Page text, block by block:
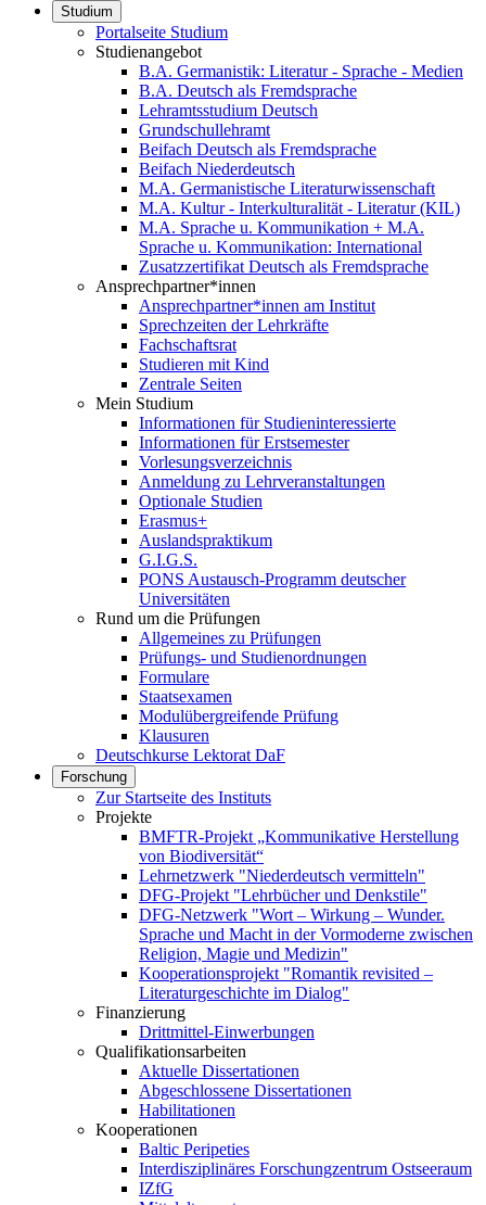
Studium
Portalseite Studium
Studienangebot
B.A. Germanistik: Literatur - Sprache - Medien
B.A. Deutsch als Fremdsprache
Lehramtsstudium Deutsch
Grundschullehramt
Beifach Deutsch als Fremdsprache
Beifach Niederdeutsch
M.A. Germanistische Literaturwissenschaft
M.A. Kultur - Interkulturalität - Literatur (KIL)
M.A. Sprache u. Kommunikation + M.A.
Sprache u. Kommunikation: International
Zusatzzertifikat Deutsch als Fremdsprache
Ansprechpartner*innen
Ansprechpartner*innen am Institut
Sprechzeiten der Lehrkräfte
Fachschaftsrat
Studieren mit Kind
Zentrale Seiten
Mein Studium
Informationen für Studieninteressierte
Informationen für Erstsemester
Vorlesungsverzeichnis
Anmeldung zu Lehrveranstaltungen
Optionale Studien
Erasmus+
Auslandspraktikum
G.I.G.S.
PONS Austausch-Programm deutscher
Universitäten
Rund um die Prüfungen
Allgemeines zu Prüfungen
Prüfungs- und Studienordnungen
Formulare
Staatsexamen
Modulübergreifende Prüfung
Klausuren
Deutschkurse Lektorat DaF
Forschung
Zur Startseite des Instituts
Projekte
BMFTR-Projekt „Kommunikative Herstellung
von Biodiversität“
Lehrnetzwerk "Niederdeutsch vermitteln"
DFG-Projekt "Lehrbücher und Denkstile"
DFG-Netzwerk "Wort – Wirkung – Wunder.
Sprache und Macht in der Vormoderne zwischen
Religion, Magie und Medizin"
Kooperationsprojekt "Romantik revisited –
Literaturgeschichte im Dialog"
Finanzierung
Drittmittel-Einwerbungen
Qualifikationsarbeiten
Aktuelle Dissertationen
Abgeschlossene Dissertationen
Habilitationen
Kooperationen
Baltic Peripeties
Interdisziplinäres Forschungzentrum Ostseeraum
IZfG